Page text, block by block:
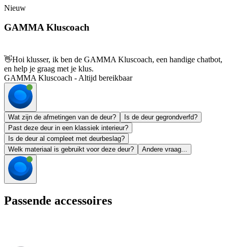
Nieuw
GAMMA Kluscoach
👋Hoi klusser, ik ben de GAMMA Kluscoach, een handige chatbot,
en help je graag met je klus.
GAMMA Kluscoach - Altijd bereikbaar
Wat zijn de afmetingen van de deur?
Is de deur gegrondverfd?
Past deze deur in een klassiek interieur?
Is de deur al compleet met deurbeslag?
Welk materiaal is gebruikt voor deze deur?
Andere vraag...
Passende accessoires